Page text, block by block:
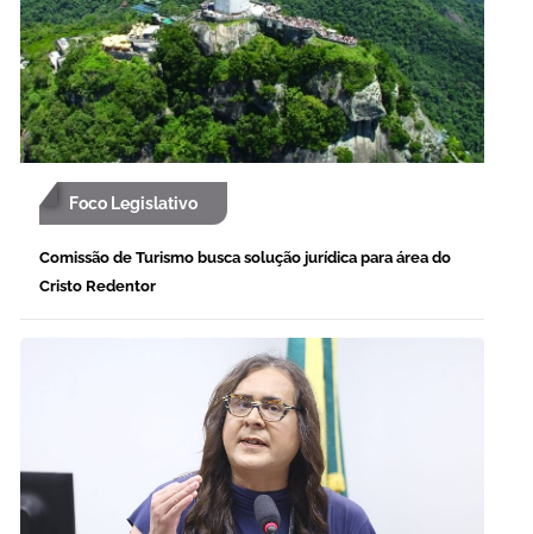
Foco Legislativo
Comissão de Turismo busca solução jurídica para área do
Cristo Redentor